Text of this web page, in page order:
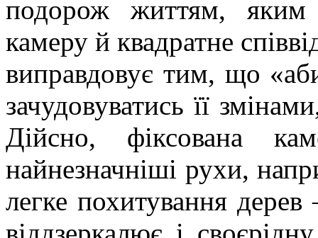
подорож життям,
камеру й квадратне
виправдовує тим, що
зачудовуватись її
Дійсно, фіксована
найнезначніші рухи,
легке похитування